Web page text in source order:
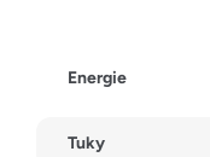
Energie
Tuky